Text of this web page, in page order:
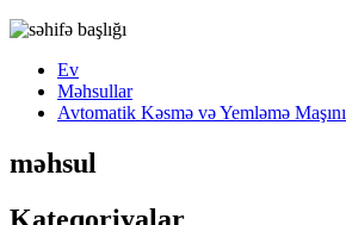
Ev
Məhsullar
Avtomatik Kəsmə və Yemləmə Maşını
məhsul